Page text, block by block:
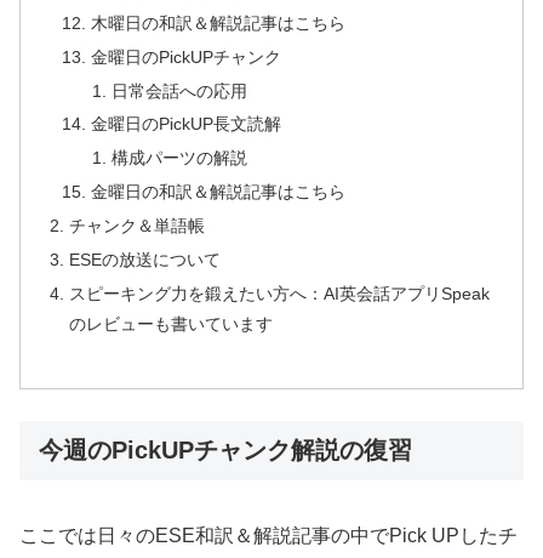
木曜日の和訳＆解説記事はこちら
金曜日のPickUPチャンク
日常会話への応用
金曜日のPickUP長文読解
構成パーツの解説
金曜日の和訳＆解説記事はこちら
チャンク＆単語帳
ESEの放送について
スピーキング力を鍛えたい方へ：AI英会話アプリSpeak
のレビューも書いています
今週のPickUPチャンク解説の復習
ここでは日々のESE和訳＆解説記事の中でPick UPしたチ